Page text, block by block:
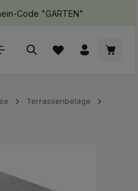
Code "GARTEN"
Terrassenbeläge